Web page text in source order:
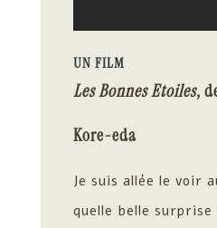
UN FILM
Les Bonnes Etoiles,
Kore-eda
Je suis allée le voir
quelle belle surprise